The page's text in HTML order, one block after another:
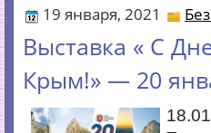
19 января, 2021
Выставка « С
Крым!» — 20